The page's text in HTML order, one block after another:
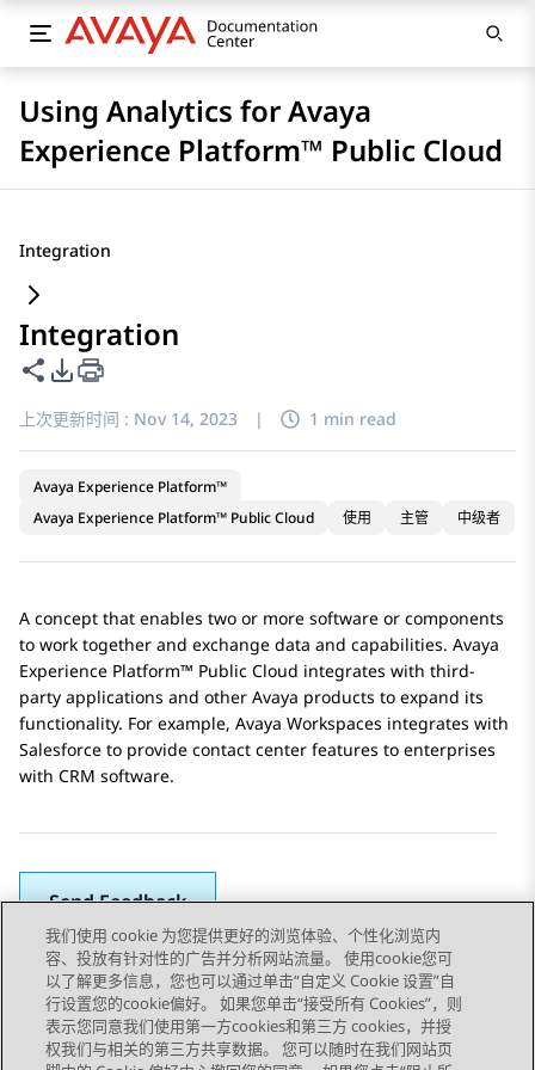
Using Analytics for Avaya
Experience Platform™ Public Cloud
Integration
Integration
共享此页面
PDF 导出选项
上次更新时间 : Nov 14, 2023 | 1 min read
Avaya Experience Platform™
Avaya Experience Platform™ Public Cloud
使用 主管 中级者
A concept that enables two or more software or components
to work together and exchange data and capabilities. Avaya
Experience Platform™ Public Cloud integrates with third-
party applications and other Avaya products to expand its
functionality. For example, Avaya Workspaces integrates with
Salesforce to provide contact center features to enterprises
with CRM software.
Send Feedback
Topic navigation
上一主题 下一主题
我们使用 cookie 为您提供更好的浏览体验、个性化浏览内
容、投放有针对性的广告并分析网站流量。 使用cookie您可
以了解更多信息，您也可以通过单击“自定义 Cookie 设置”自
行设置您的cookie偏好。 如果您单击“接受所有 Cookies”，则
表示您同意我们使用第一方cookies和第三方 cookies，并授
权我们与相关的第三方共享数据。 您可以随时在我们网站页